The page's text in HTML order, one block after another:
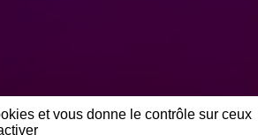
et vous donne le contrôle sur ceux